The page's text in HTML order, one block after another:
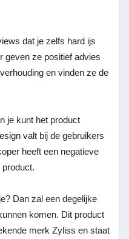
dat je zelfs hard ijs
geven ze positief advies
en vinden ze de
je kunt het product
valt bij de gebruikers
heeft een negatieve
Dan zal een degelijke
komen. Dit product
merk Zyliss en staat